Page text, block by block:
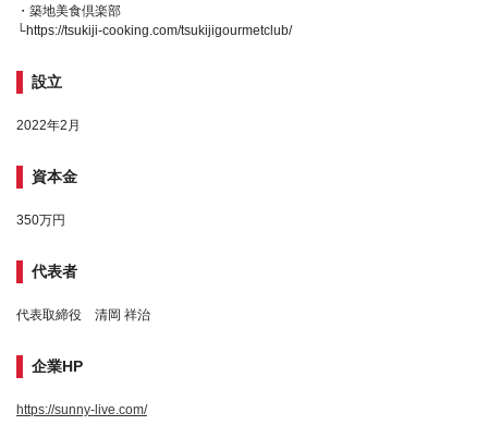
・築地美食倶楽部
└https://tsukiji-cooking.com/tsukijigourmetclub/
設立
2022年2月
資本金
350万円
代表者
代表取締役 清岡 祥治
企業HP
https://sunny-live.com/